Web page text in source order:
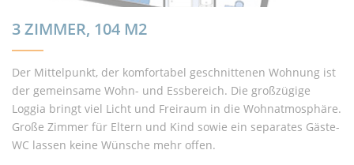
3 ZIMMER, 104 M2
Der Mittelpunkt, der komfortabel geschnittenen Wohnung ist
der gemeinsame Wohn- und Essbereich. Die großzügige
Loggia bringt viel Licht und Freiraum in die Wohnatmosphäre.
Große Zimmer für Eltern und Kind sowie ein separates Gäste-
WC lassen keine Wünsche mehr offen.